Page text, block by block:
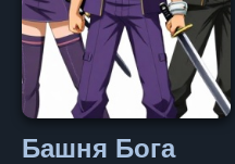
Башня Бога